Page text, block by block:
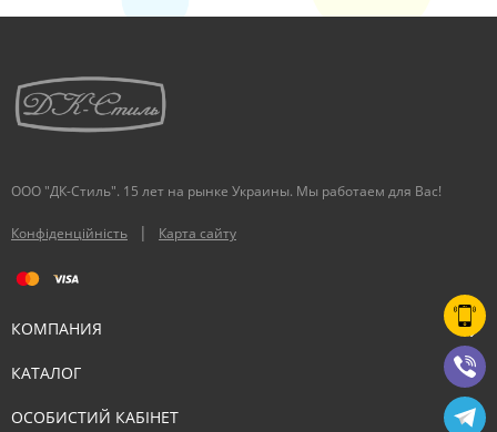
ООО "ДК-Стиль". 15 лет на рынке Украины. Мы работаем для Вас!
Конфіденційність | Карта сайту
КОМПАНИЯ
КАТАЛОГ
ОСОБИСТИЙ КАБІНЕТ